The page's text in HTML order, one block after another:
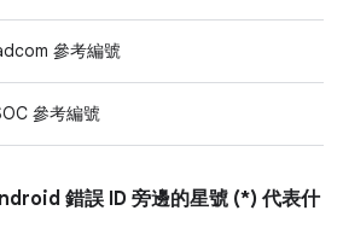
參考編號
參考編號
錯誤 ID 旁邊的星號 (*) 代表什